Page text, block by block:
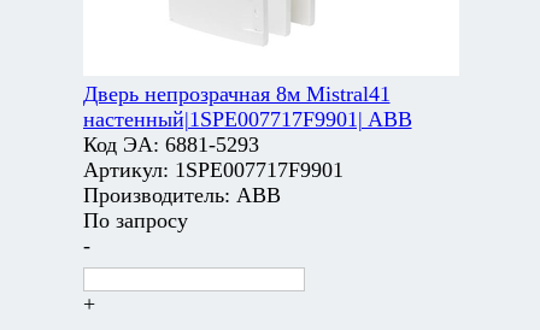
Дверь непрозрачная 8м Mistral41
настенный|1SPE007717F9901| ABB
Код ЭА: 6881-5293
Артикул: 1SPE007717F9901
Производитель: ABB
По запросу
-
+